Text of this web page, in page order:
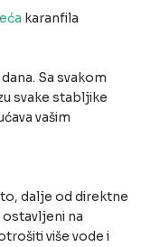
karanfila
Sa svakom
svake stabljike
vašim
dalje od direktne
ostavljeni na
više vode i